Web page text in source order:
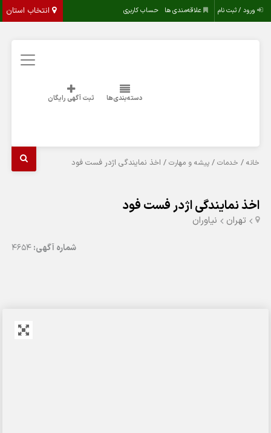
انتخاب استان ورود / ثبت نام علاقه‌مندی ها حساب کاربری
دسته‌بندی‌ها ثبت آگهی رایگان
خانه / خدمات /پیشه و مهارت / اخذ نمایندگی اژدر فست فود
اخذ نمایندگی اژدر فست فود
تهران نیاوران
شماره آگهی:4654